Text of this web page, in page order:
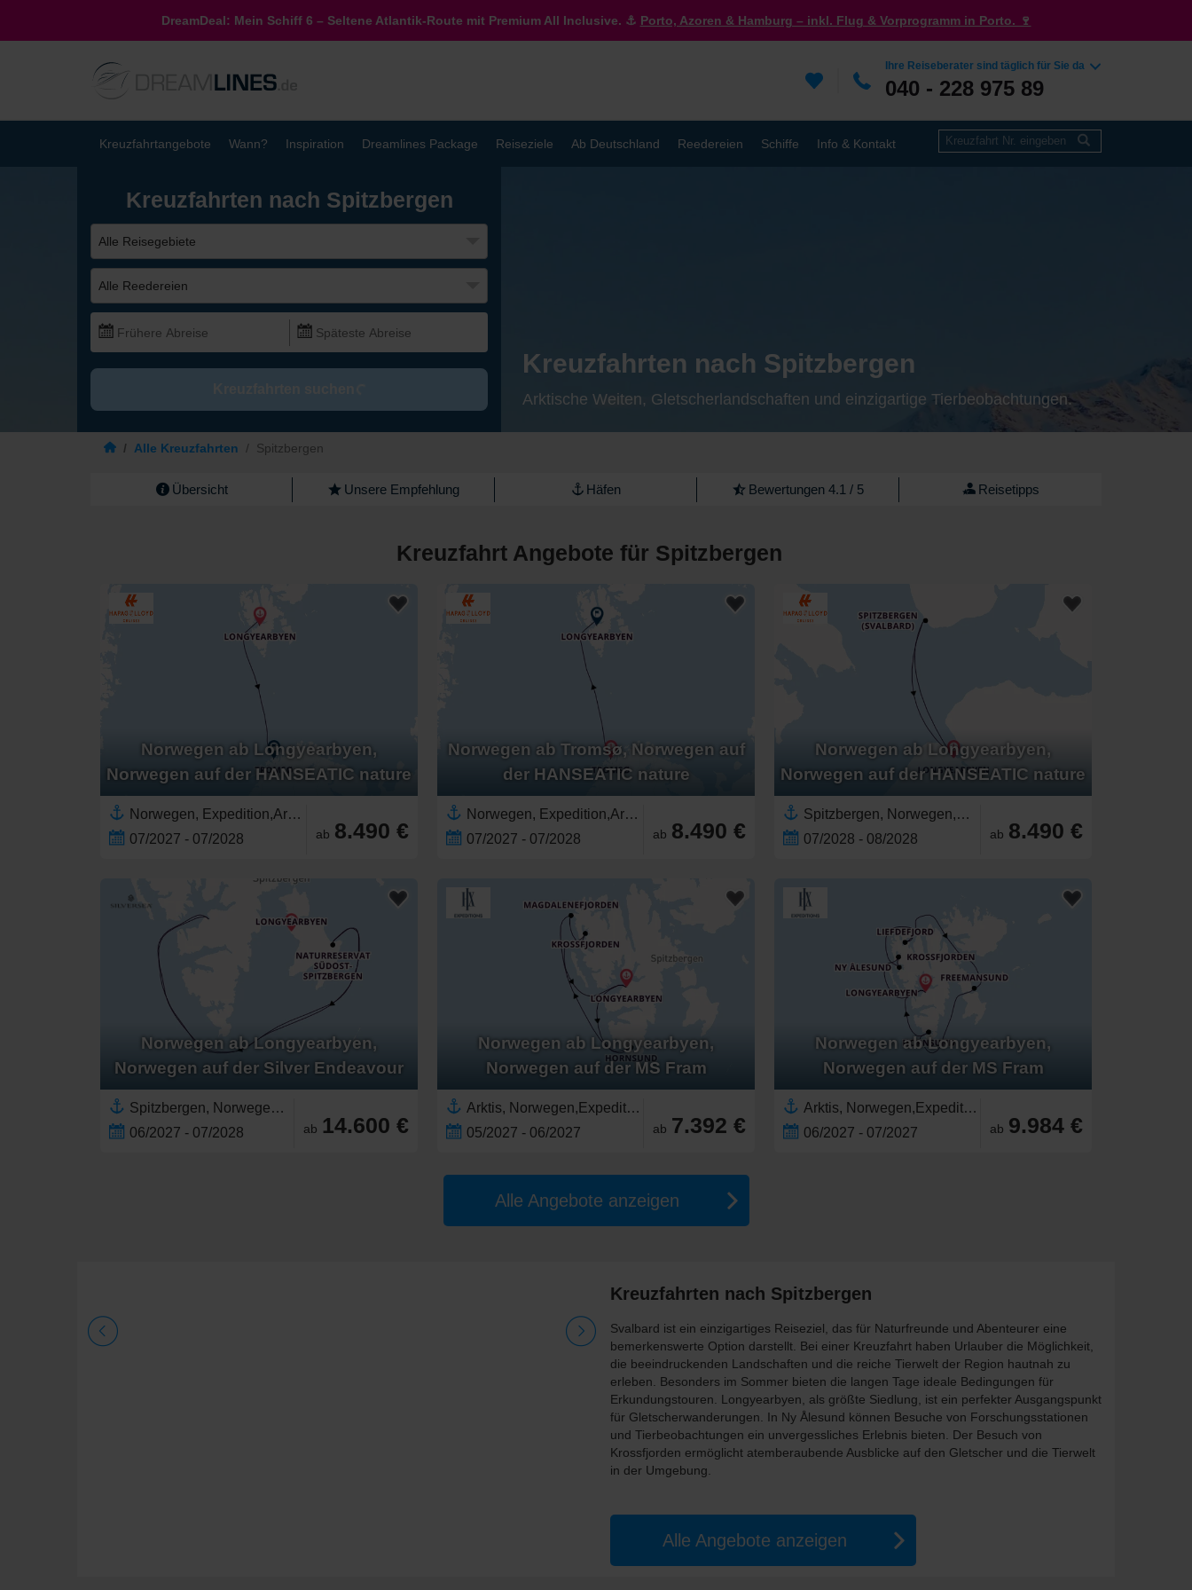
DreamDeal: Mein Schiff 6 – Seltene Atlantik-Route mit Premium All Inclusive. ⚓ Porto, Azoren & Hamburg – inkl. Flug & Vorprogramm in Porto. 🍷
Ihre Reiseberater sind täglich für Sie da
040 - 228 975 89
Kreuzfahrtangebote Wann? Inspiration Dreamlines Package Reiseziele Ab Deutschland Reedereien Schiffe Info & Kontakt
Kreuzfahrten nach Spitzbergen
Alle Reisegebiete
Alle Reedereien
Kreuzfahrten nach Spitzbergen
Arktische Weiten, Gletscherlandschaften und einzigartige Tierbeobachtungen.
/ Alle Kreuzfahrten / Spitzbergen
Übersicht Unsere Empfehlung Häfen Bewertungen 4.1 / 5 Reisetipps
Kreuzfahrt Angebote für Spitzbergen
Norwegen ab Longyearbyen,
Norwegen auf der HANSEATIC nature
Norwegen, Expedition,Arktis,Spitzbergen,Europa,Skandinavien,Nordeuropa,Norwegische Fjorde
07/2027 - 07/2028
ab 8.490 €
Norwegen ab Tromsø, Norwegen auf
der HANSEATIC nature
Norwegen, Expedition,Arktis,Spitzbergen,Europa,Skandinavien,Nordeuropa,Norwegische Fjorde
07/2027 - 07/2028
ab 8.490 €
Norwegen ab Longyearbyen,
Norwegen auf der HANSEATIC nature
Spitzbergen, Norwegen,Arktis,Expedition
07/2028 - 08/2028
ab 8.490 €
Norwegen ab Longyearbyen,
Norwegen auf der Silver Endeavour
Spitzbergen, Norwegen,Arktis,Expedition
06/2027 - 07/2028
ab 14.600 €
Norwegen ab Longyearbyen,
Norwegen auf der MS Fram
Arktis, Norwegen,Expedition,Spitzbergen
05/2027 - 06/2027
ab 7.392 €
Norwegen ab Longyearbyen,
Norwegen auf der MS Fram
Arktis, Norwegen,Expedition,Spitzbergen
06/2027 - 07/2027
ab 9.984 €
Alle Angebote anzeigen
Kreuzfahrten nach Spitzbergen
Svalbard ist ein einzigartiges Reiseziel, das für Naturfreunde und Abenteurer eine
bemerkenswerte Option darstellt. Bei einer Kreuzfahrt haben Urlauber die Möglichkeit,
die beeindruckenden Landschaften und die reiche Tierwelt der Region hautnah zu
erleben. Besonders im Sommer bieten die langen Tage ideale Bedingungen für
Erkundungstouren. Longyearbyen, als größte Siedlung, ist ein perfekter Ausgangspunkt
für Gletscherwanderungen. In Ny Ålesund können Besuche von Forschungsstationen
und Tierbeobachtungen ein unvergessliches Erlebnis bieten. Der Besuch von
Krossfjorden ermöglicht atemberaubende Ausblicke auf den Gletscher und die Tierwelt
in der Umgebung.
Alle Angebote anzeigen